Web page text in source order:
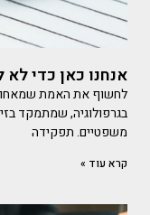
אנחנו כאן כדי לא
לחשוף את האמת
בגרפולוגיה, שמתמקד
משפטיים. תפקידה
קרא עוד »